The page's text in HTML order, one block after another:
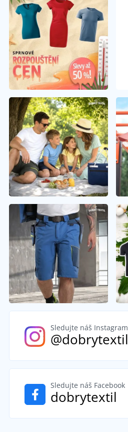
Sledujte náš Instagram
@dobrytextil
Sledujte náš Facebook
dobrytextil